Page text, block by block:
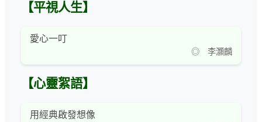
【平視人生】
愛心一叮
◎ 李灝麟
【心靈絮語】
用經典啟發想像